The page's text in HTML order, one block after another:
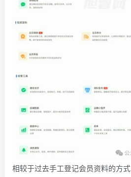
相较于过去手工登记会员资料的方